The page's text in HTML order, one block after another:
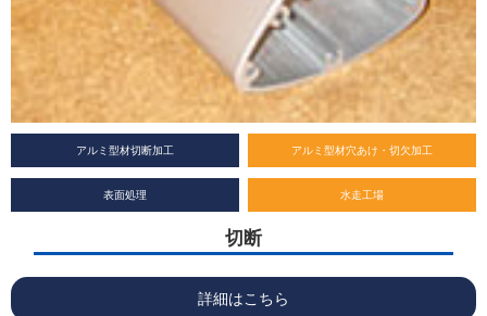
アルミ型材切断加工 アルミ型材穴あけ・切欠加工
表面処理 水走工場
切断
詳細はこちら